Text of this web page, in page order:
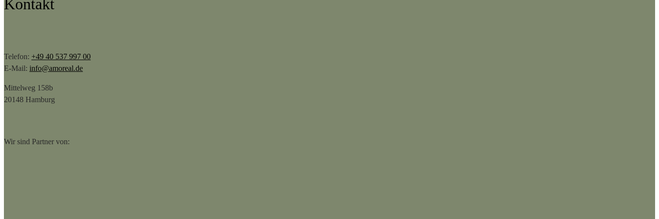
Kontakt
Telefon: +49 40 537 997 00
E-Mail: info@amoreal.de
Mittelweg 158b
20148 Hamburg
Wir sind Partner von: